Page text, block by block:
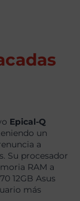
Epical-Q
un
a
Su procesador
RAM a
12GB Asus
más